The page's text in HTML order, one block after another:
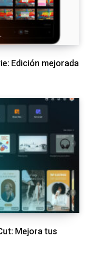
Edición mejorada
Mejora tus